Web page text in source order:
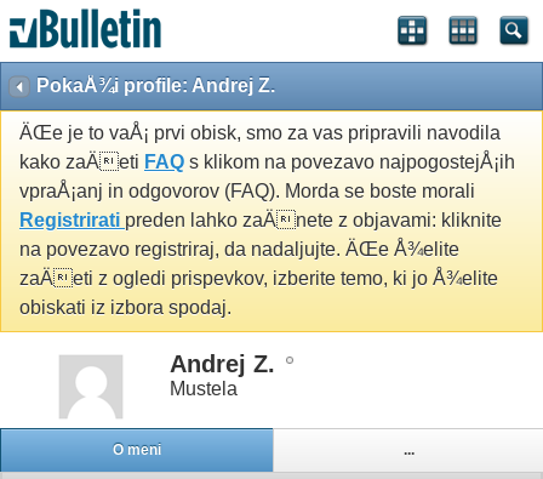
PokaÅ¾i profile: Andrej Z.
ÄŒe je to vaÅ¡ prvi obisk, smo za vas pripravili navodila
kako zaÄeti FAQ s klikom na povezavo najpogostejÅ¡ih
vpraÅ¡anj in odgovorov (FAQ). Morda se boste morali
Registrirati preden lahko zaÄnete z objavami: kliknite
na povezavo registriraj, da nadaljujte. ÄŒe Å¾elite
zaÄeti z ogledi prispevkov, izberite temo, ki jo Å¾elite
obiskati iz izbora spodaj.
Andrej Z.
Mustela
O meni ...